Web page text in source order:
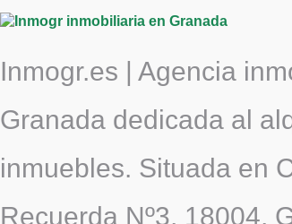
Inmogr.es | Agencia
Granada dedicada al
inmuebles. Situada en
Recuerda Nº3, 18004,